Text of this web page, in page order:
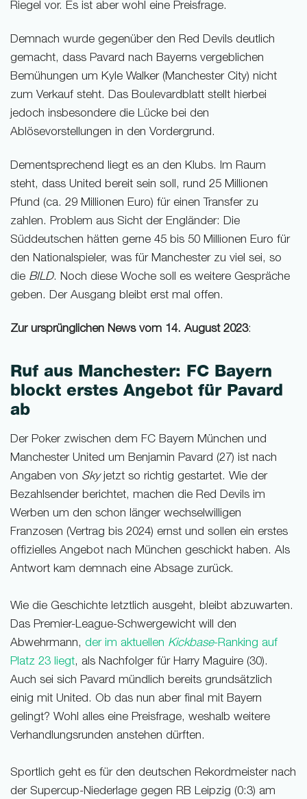
Riegel vor. Es ist aber wohl eine Preisfrage.
Demnach wurde gegenüber den Red Devils deutlich
gemacht, dass Pavard nach Bayerns vergeblichen
Bemühungen um Kyle Walker (Manchester City) nicht
zum Verkauf steht. Das Boulevardblatt stellt hierbei
jedoch insbesondere die Lücke bei den
Ablösevorstellungen in den Vordergrund.
Dementsprechend liegt es an den Klubs. Im Raum
steht, dass United bereit sein soll, rund 25 Millionen
Pfund (ca. 29 Millionen Euro) für einen Transfer zu
zahlen. Problem aus Sicht der Engländer: Die
Süddeutschen hätten gerne 45 bis 50 Millionen Euro für
den Nationalspieler, was für Manchester zu viel sei, so
die BILD. Noch diese Woche soll es weitere Gespräche
geben. Der Ausgang bleibt erst mal offen.
Zur ursprünglichen News vom 14. August 2023:
Ruf aus Manchester: FC Bayern
blockt erstes Angebot für Pavard
ab
Der Poker zwischen dem FC Bayern München und
Manchester United um Benjamin Pavard (27) ist nach
Angaben von Skyjetzt so richtig gestartet. Wie der
Bezahlsender berichtet, machen die Red Devils im
Werben um den schon länger wechselwilligen
Franzosen (Vertrag bis 2024) ernst und sollen ein erstes
offizielles Angebot nach München geschickt haben. Als
Antwort kam demnach eine Absage zurück.
Wie die Geschichte letztlich ausgeht, bleibt abzuwarten.
Das Premier-League-Schwergewicht will den
Abwehrmann, der im aktuellen Kickbase-Ranking auf
Platz 23 liegt, als Nachfolger für Harry Maguire (30).
Auch sei sich Pavard mündlich bereits grundsätzlich
einig mit United. Ob das nun aber final mit Bayern
gelingt? Wohl alles eine Preisfrage, weshalb weitere
Verhandlungsrunden anstehen dürften.
Sportlich geht es für den deutschen Rekordmeister nach
der Supercup-Niederlage gegen RB Leipzig (0:3) am